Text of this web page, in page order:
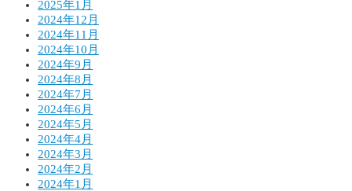
2025年1月
2024年12月
2024年11月
2024年10月
2024年9月
2024年8月
2024年7月
2024年6月
2024年5月
2024年4月
2024年3月
2024年2月
2024年1月